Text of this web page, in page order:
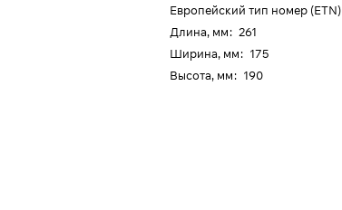
Европейский тип номер (ETN)
Длина, мм: 261
Ширина, мм: 175
Высота, мм: 190